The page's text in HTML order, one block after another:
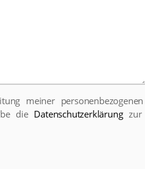
meiner personenbezogenen
die Datenschutzerklärungzur